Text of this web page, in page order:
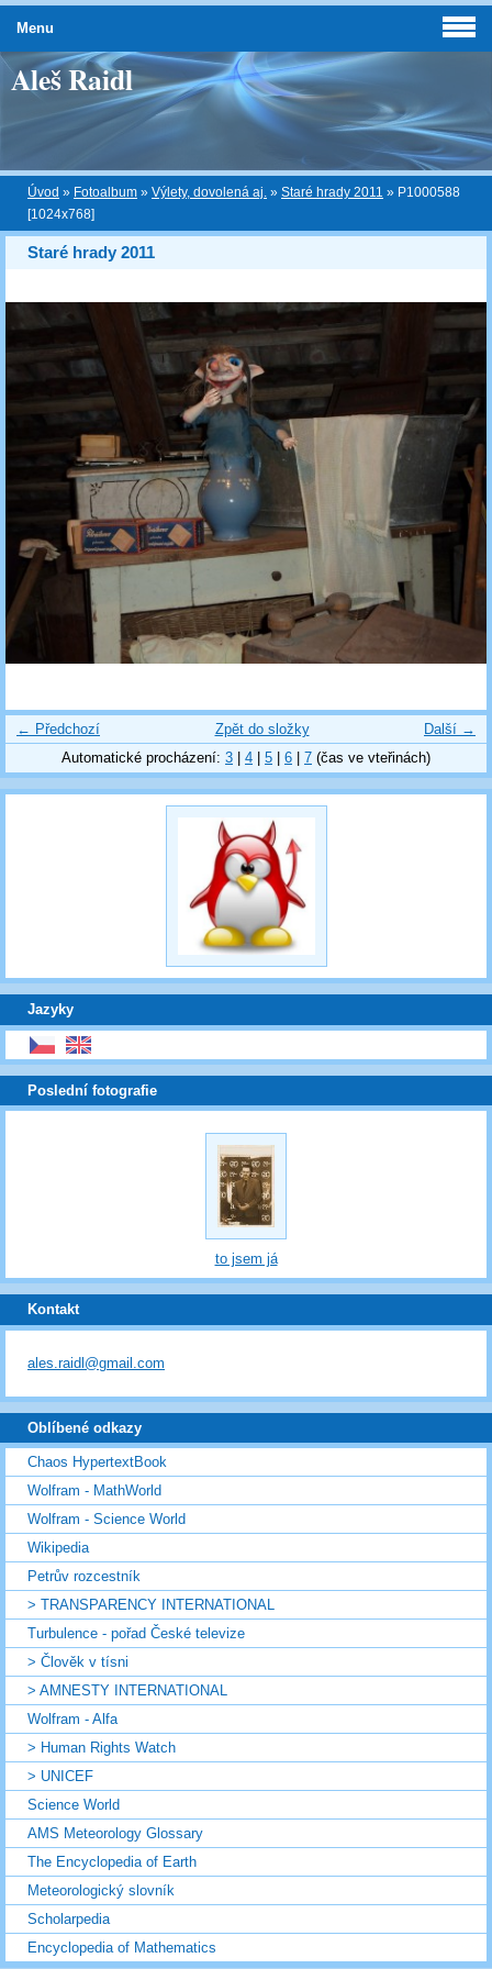
Aleš Raidl
Úvod » Fotoalbum » Výlety, dovolená aj. » Staré hrady 2011 » P1000588
[1024x768]
Staré hrady 2011
← Předchozí Další →
Zpět do složky
Automatické procházení: 3 4 5 6 7 (čas ve vteřinách)
Jazyky
Menu
Poslední fotografie
to jsem já
Kontakt
ales.raidl@gmail.com
Oblíbené odkazy
Chaos HypertextBook
Wolfram - MathWorld
Wolfram - Science World
Wikipedia
Petrův rozcestník
> TRANSPARENCY INTERNATIONAL
Turbulence - pořad České televize
> Člověk v tísni
> AMNESTY INTERNATIONAL
Wolfram - Alfa
> Human Rights Watch
> UNICEF
Science World
AMS Meteorology Glossary
The Encyclopedia of Earth
Meteorologický slovník
Scholarpedia
Encyclopedia of Mathematics